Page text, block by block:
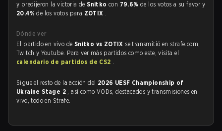
y predijeron la victoria deSnitkocon 79.6%de los votos a su favor y
20.4%de los votos para ZOTIX .
Dónde ver
El partido en vivo de Snitko vs ZOTIX se transmitió en strafe.com,
Twitch y Youtube. Para ver más partidos como este, visita el
calendario de partidos de CS2 .
Sigue el resto de la acción del 2026 UESF Championship of
Ukraine Stage 2 , así como VODs, destacados y transmisiones en
vivo, todo en Strafe.